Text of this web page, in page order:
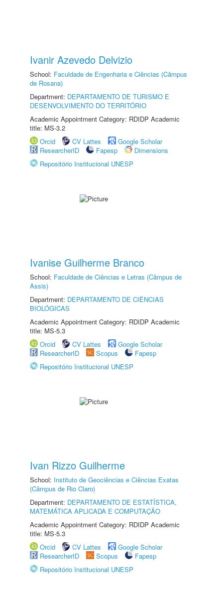
Ivanir Azevedo Delvizio
School: Faculdade de Engenharia e Ciências (Câmpus
de Rosana)
Department: DEPARTAMENTO DE TURISMO E
DESENVOLVIMENTO DO TERRITÓRIO
Academic Appointment Category: RDIDP Academic
title: MS-3.2
Orcid
CV Lattes
Google Scholar
ResearcherID
Fapesp
Dimensions
Repositório Institucional UNESP
Ivanise Guilherme Branco
School: Faculdade de Ciências e Letras (Câmpus de
Assis)
Department: DEPARTAMENTO DE CIÊNCIAS
BIOLÓGICAS
Academic Appointment Category: RDIDP Academic
title: MS-5.3
Orcid
CV Lattes
Google Scholar
ResearcherID
Scopus
Fapesp
Repositório Institucional UNESP
Ivan Rizzo Guilherme
School: Instituto de Geociências e Ciências Exatas
(Câmpus de Rio Claro)
Department: DEPARTAMENTO DE ESTATÍSTICA,
MATEMÁTICA APLICADA E COMPUTAÇÃO
Academic Appointment Category: RDIDP Academic
title: MS-5.3
Orcid
CV Lattes
Google Scholar
ResearcherID
Scopus
Fapesp
Repositório Institucional UNESP